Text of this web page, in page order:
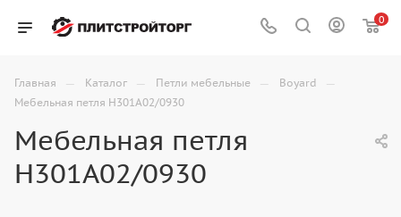
0
Главная — Каталог — Петли мебельные — Boyard —
Мебельная петля H301A02/0930
Мебельная петля
H301A02/0930